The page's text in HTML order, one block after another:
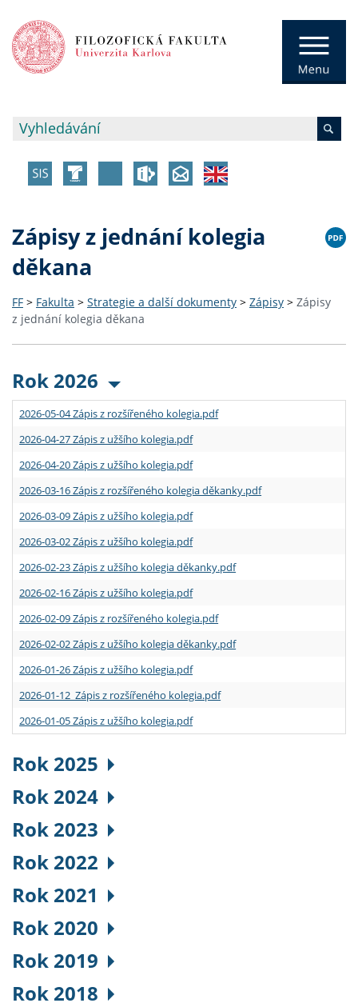
Zápisy z jednání kolegia
děkana
FF > Fakulta > Strategie a další dokumenty > Zápisy > Zápisy
z jednání kolegia děkana
Rok 2026
2026-05-04 Zápis z rozšířeného kolegia.pdf
2026-04-27 Zápis z užšího kolegia.pdf
2026-04-20 Zápis z užšího kolegia.pdf
2026-03-16 Zápis z rozšířeného kolegia děkanky.pdf
2026-03-09 Zápis z užšího kolegia.pdf
2026-03-02 Zápis z užšího kolegia.pdf
2026-02-23 Zápis z užšího kolegia děkanky.pdf
2026-02-16 Zápis z užšího kolegia.pdf
2026-02-09 Zápis z rozšířeného kolegia.pdf
2026-02-02 Zápis z užšího kolegia děkanky.pdf
2026-01-26 Zápis z užšího kolegia.pdf
2026-01-12 Zápis z rozšířeného kolegia.pdf
2026-01-05 Zápis z užšího kolegia.pdf
Rok 2025
Rok 2024
Rok 2023
Rok 2022
Rok 2021
Rok 2020
Rok 2019
Rok 2018